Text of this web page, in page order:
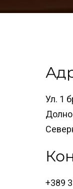
Ул. 1
Долно
+389